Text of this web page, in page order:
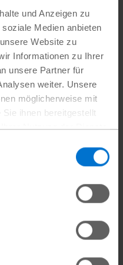
und Anzeigen zu
Medien anbieten
Website zu
Informationen zu Ihrer
unsere Partner für
weiter. Unsere
möglicherweise mit
ihnen bereitgestellt
Nutzung der Dienste
will mehr:
Präsidentin von